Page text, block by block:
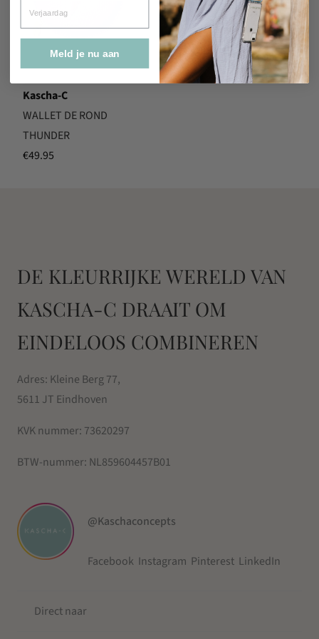
Kascha-C
WALLET DE ROND
THUNDER
€49.95
DE KLEURRIJKE WERELD VAN
KASCHA-C DRAAIT OM
EINDELOOS COMBINEREN
Adres: Kleine Berg 77,
5611 JT Eindhoven
KVK nummer: 73620297
BTW-nummer: NL859604457B01
@Kaschaconcepts
Facebook Instagram Pinterest LinkedIn
Direct naar
Verjaardag
Meld je nu aan